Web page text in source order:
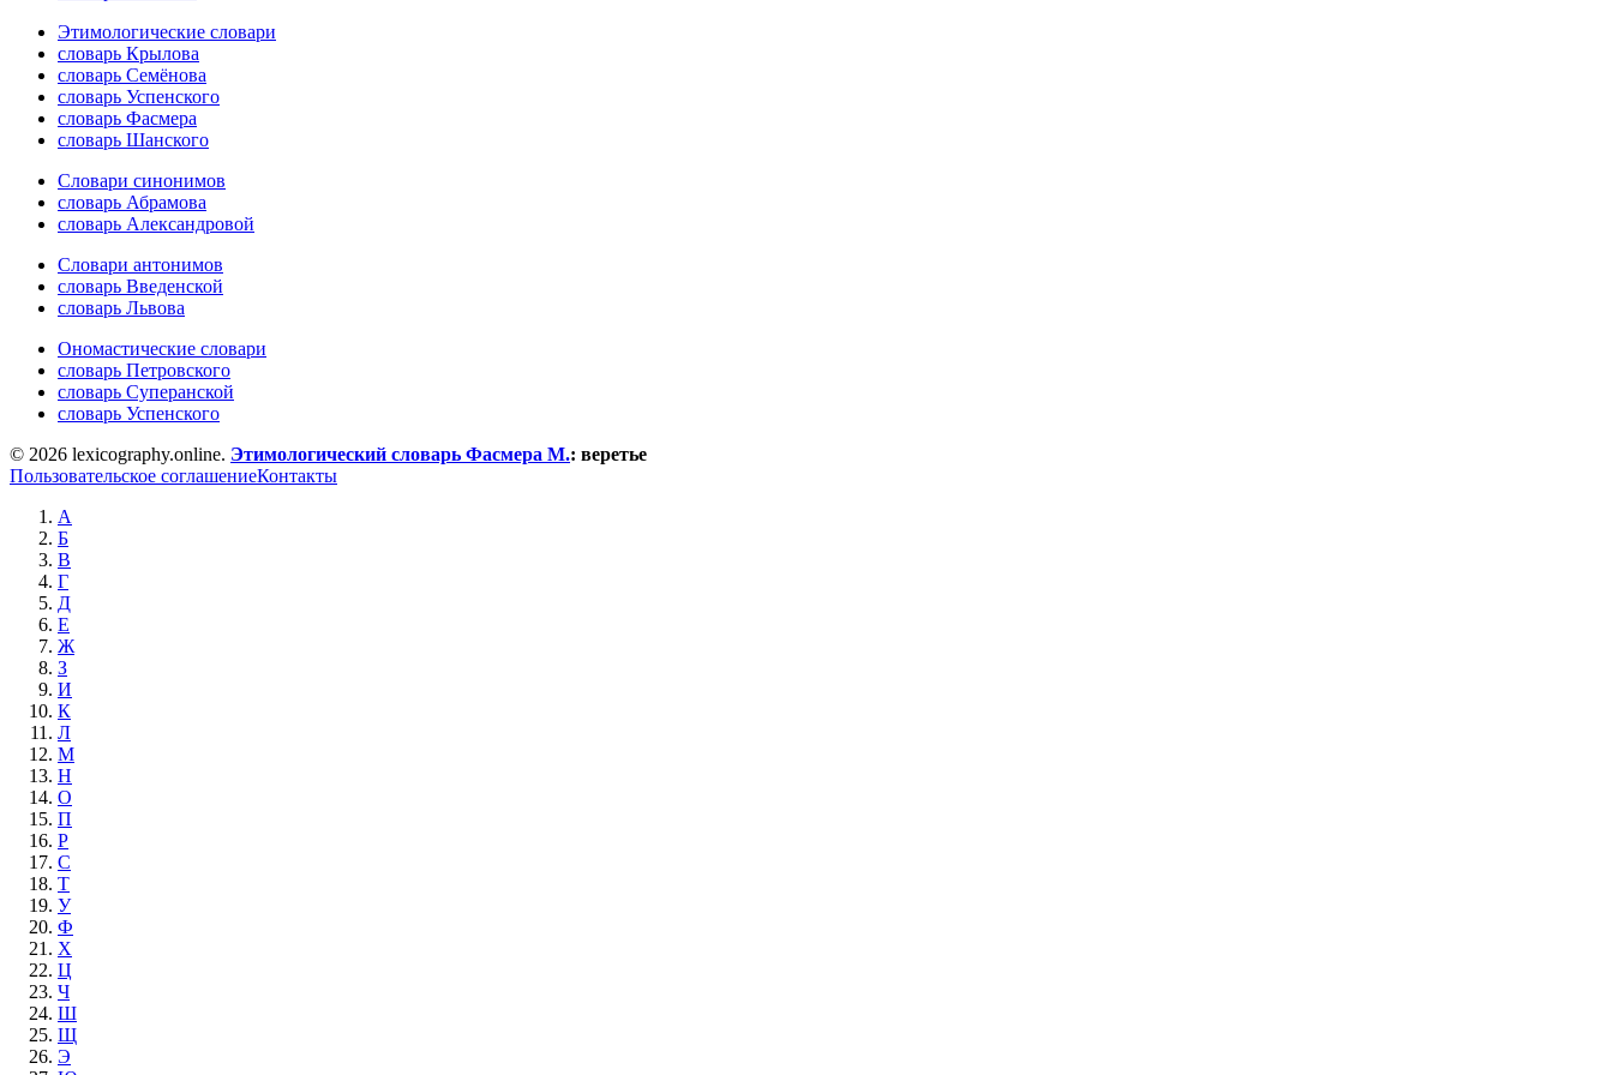
Этимологические словари
словарь Крылова
словарь Семёнова
словарь Успенского
словарь Фасмера
словарь Шанского
Словари синонимов
словарь Абрамова
словарь Александровой
Словари антонимов
словарь Введенской
словарь Львова
Ономастические словари
словарь Петровского
словарь Суперанской
словарь Успенского
© 2026 lexicography.online. Этимологический словарь Фасмера М.: веретье
Пользовательское соглашениеКонтакты
А
Б
В
Г
Д
Е
Ж
З
И
К
Л
М
Н
О
П
Р
С
Т
У
Ф
Х
Ц
Ч
Ш
Щ
Э